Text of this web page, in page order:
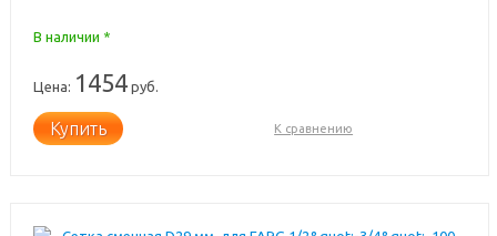
В наличии *
Цена: 1454руб.
Купить К сравнению